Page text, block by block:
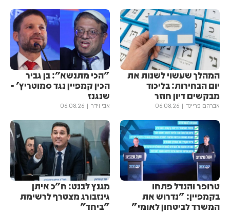
המהלך שעשוי לשנות את
יום הבחירות: בליכוד
מבקשים דיון חוזר
אברהם פריינד 06.08.26
"הכי מתנשא": בן גביר
הכין קמפיין נגד סמוטריץ' -
שנגנז
אבי וידר 06.08.26
טרופר והנדל פתחו
בקמפיין: "נדרוש את
המשרד לביטחון לאומי"
מגנץ לבנט: ח"כ איתן
גינזבורג מצטרף לרשימת
"ביחד"